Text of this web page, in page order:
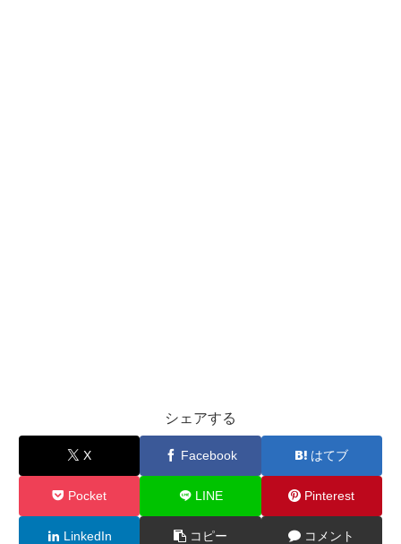
シェアする
X Facebook はてブ
Pocket LINE Pinterest
LinkedIn コピー コメント